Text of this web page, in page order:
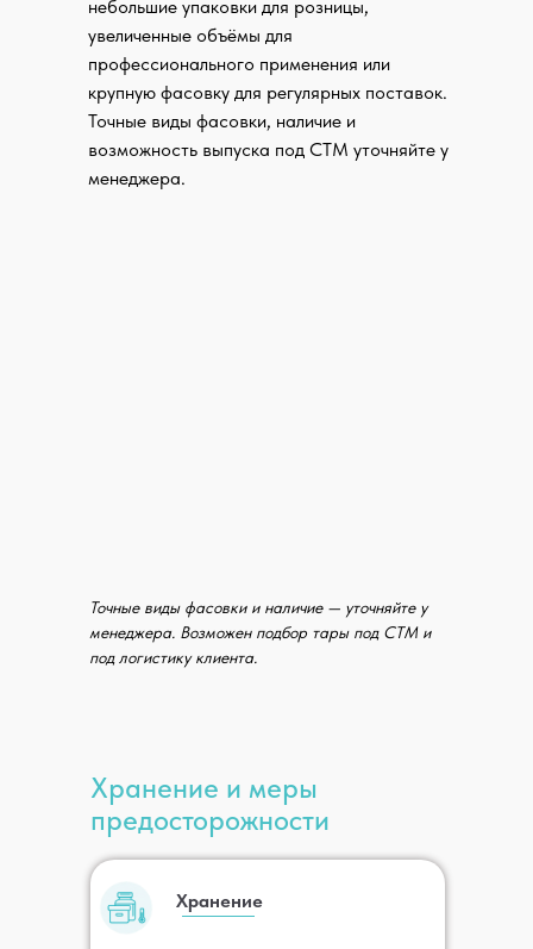
Точные виды фасовки и наличие — уточняйте у
менеджера. Возможен подбор тары под СТМ и
под логистику клиента.
небольшие упаковки для розницы,
увеличенные объёмы для
профессионального применения или
крупную фасовку для регулярных поставок.
Точные виды фасовки, наличие и
возможность выпуска под СТМ уточняйте у
менеджера.
Хранение и меры
предосторожности
Хранение
Примем и отгрузим цистерны — ж/д ветка
на территории завода
России, плюс региональный склад в Барнауле